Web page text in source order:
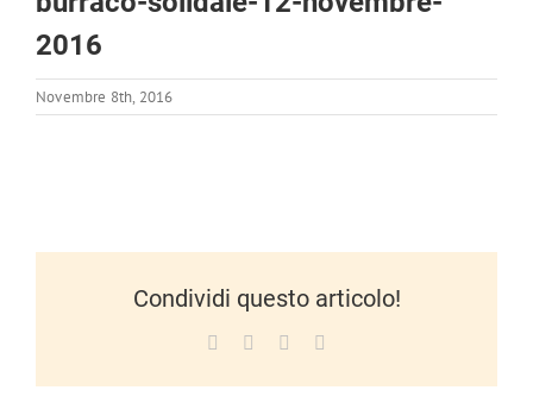
2016
Novembre 8th, 2016
Condividi questo articolo!
Facebook LinkedIn